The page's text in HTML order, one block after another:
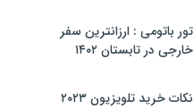
تور باتومی : ارزانترین سفر
خارجی در تابستان ۱۴۰۲
نکات خرید تلویزیون ۲۰۲۳